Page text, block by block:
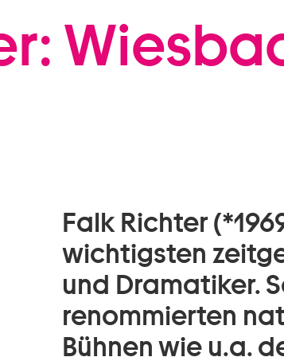
Zum Footer springen
Falk Richter
wichtigsten
und Dramatiker.
renommierten
Bühnen wie u.a.